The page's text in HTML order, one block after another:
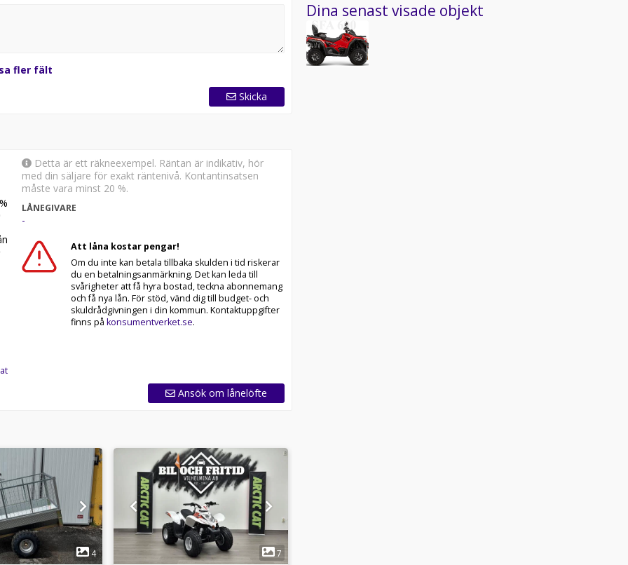
fler fält
Skicka
%
Detta är ett räkneexempel. Räntan är indikativ, hör
med din säljare för exakt räntenivå. Kontantinsatsen
måste vara minst 20 %.
LÅNEGIVARE
-
Att låna kostar pengar!
Om du inte kan betala tillbaka skulden i tid riskerar
du en betalningsanmärkning. Det kan leda till
svårigheter att få hyra bostad, teckna abonnemang
och få nya lån. För stöd, vänd dig till budget- och
skuldrådgivningen i din kommun. Kontaktuppgifter
finns på konsumentverket.se.
Ansök om lånelöfte
4
1
7
Dina senast visade objekt